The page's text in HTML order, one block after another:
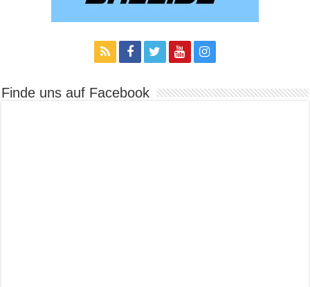
Finde uns auf Facebook